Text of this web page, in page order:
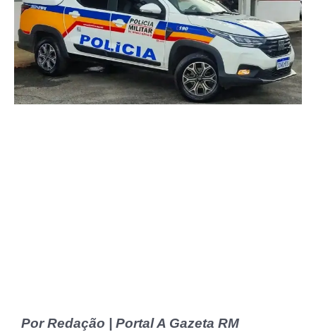
Por Redação | Portal A Gazeta RM